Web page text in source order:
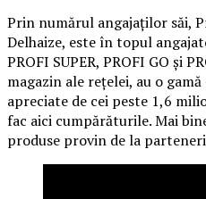
Prin numărul angajaților săi,
Delhaize, este în topul
PROFI SUPER, PROFI GO și
magazin ale rețelei, au o
apreciate de cei peste 1,6
fac aici cumpărăturile. Mai
produse provin de la